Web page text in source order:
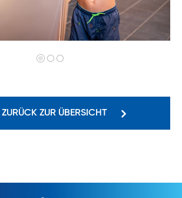
ZURÜCK ZUR ÜBERSICHT